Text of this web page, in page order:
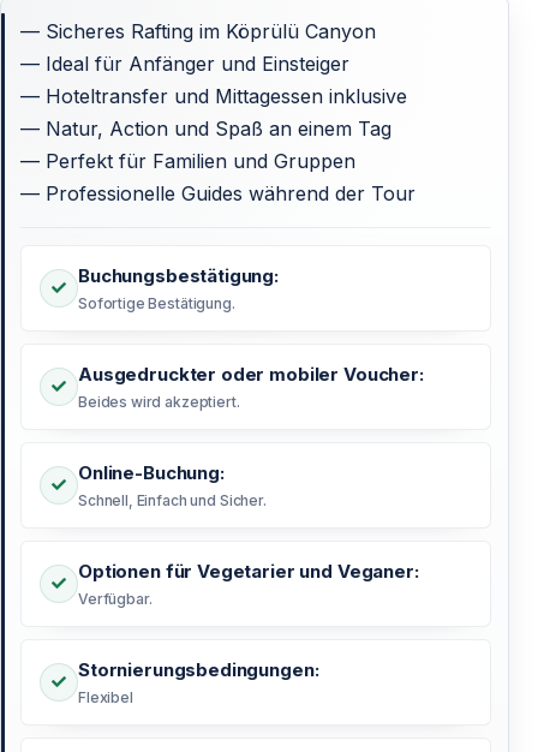
— Sicheres Rafting im Köprülü Canyon
— Ideal für Anfänger und Einsteiger
— Hoteltransfer und Mittagessen inklusive
— Natur, Action und Spaß an einem Tag
— Perfekt für Familien und Gruppen
— Professionelle Guides während der Tour
Buchungsbestätigung:
Sofortige Bestätigung.
Ausgedruckter oder mobiler Voucher:
Beides wird akzeptiert.
Online-Buchung:
Schnell, Einfach und Sicher.
Optionen für Vegetarier und Veganer:
Verfügbar.
Stornierungsbedingungen:
Flexibel